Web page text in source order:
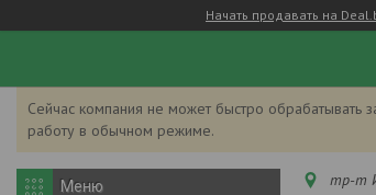
Начать продавать на
Сейчас компания не может быстро
работу в обычном режиме.
тр-т